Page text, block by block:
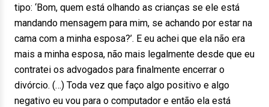
tipo: ‘Bom, quem está olhando as crianças se ele está
mandando mensagem para mim, se achando por estar na
cama com a minha esposa?’. E eu achei que ela não era
mais a minha esposa, não mais legalmente desde que eu
contratei os advogados para finalmente encerrar o
divórcio. (…) Toda vez que faço algo positivo e algo
negativo eu vou para o computador e então ela está